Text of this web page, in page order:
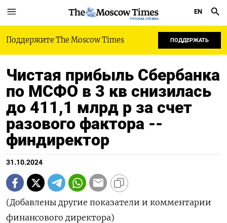
РУССКАЯ СЛУЖБА
EN
Поддержите The Moscow Times ПОДДЕРЖАТЬ
Чистая прибыль Сбербанка
по МСФО в 3 кв снизилась
до 411,1 млрд р за счет
разового фактора --
финдиректор
31.10.2024
(Добавлены другие показатели и комментарии
финансового директора)